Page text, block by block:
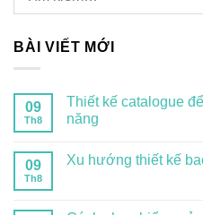
BÀI VIẾT MỚI
09
Th8
Thiết kế catalogue
năng
09
Th8
Xu hướng thiết kế